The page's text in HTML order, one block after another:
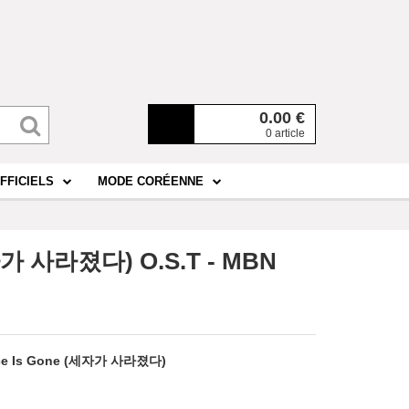
0.00 €
0 article
MODE CORÉENNE
사라졌다) O.S.T - MBN
Is Gone (세자가 사라졌다)